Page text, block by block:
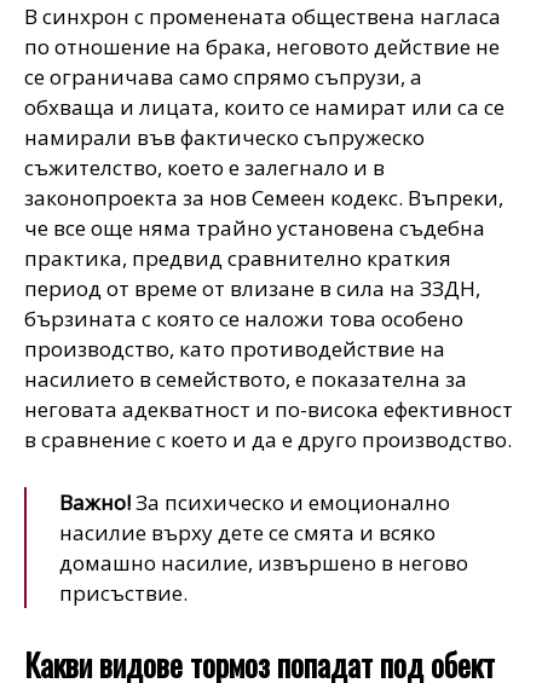
В синхрон с променената обществена нагласа
по отношение на брака, неговото действие не
се ограничава само спрямо съпрузи, а
обхваща и лицата, които се намират или са се
намирали във фактическо съпружеско
съжителство, което е залегнало и в
законопроекта за нов Семеен кодекс. Въпреки,
че все още няма трайно установена съдебна
практика, предвид сравнително краткия
период от време от влизане в сила на ЗЗДН,
бързината с която се наложи това особено
производство, като противодействие на
насилието в семейството, е показателна за
неговата адекватност и по-висока ефективност
в сравнение с което и да е друго производство.
Важно!За психическо и емоционално
насилие върху дете се смята и всяко
домашно насилие, извършено в негово
присъствие.
Какви видове тормоз попадат под обект